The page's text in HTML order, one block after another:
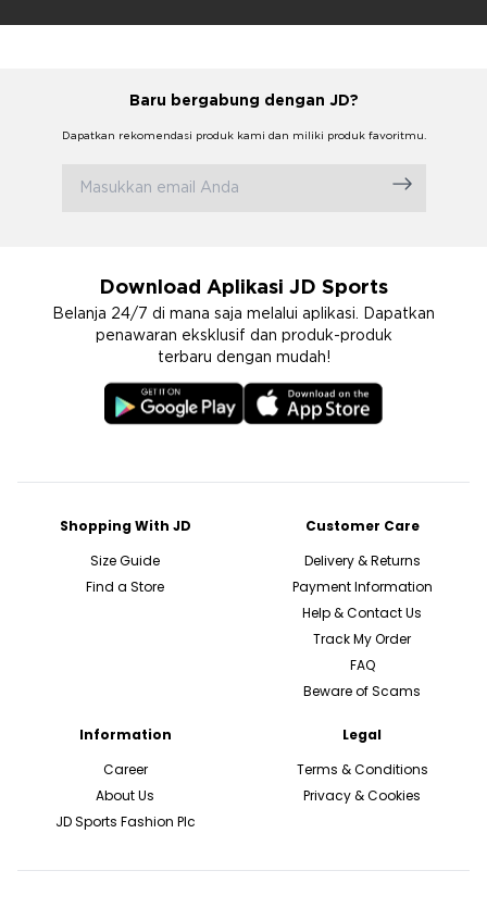
Baru bergabung dengan JD?
Dapatkan rekomendasi produk kami dan miliki produk favoritmu.
Download Aplikasi JD Sports
Belanja 24/7 di mana saja melalui aplikasi. Dapatkan
penawaran eksklusif dan produk-produk
terbaru dengan mudah!
Shopping With JD
Size Guide
Find a Store
Customer Care
Delivery & Returns
Payment Information
Help & Contact Us
Track My Order
FAQ
Beware of Scams
Information
Career
About Us
JD Sports Fashion Plc
Legal
Terms & Conditions
Privacy & Cookies